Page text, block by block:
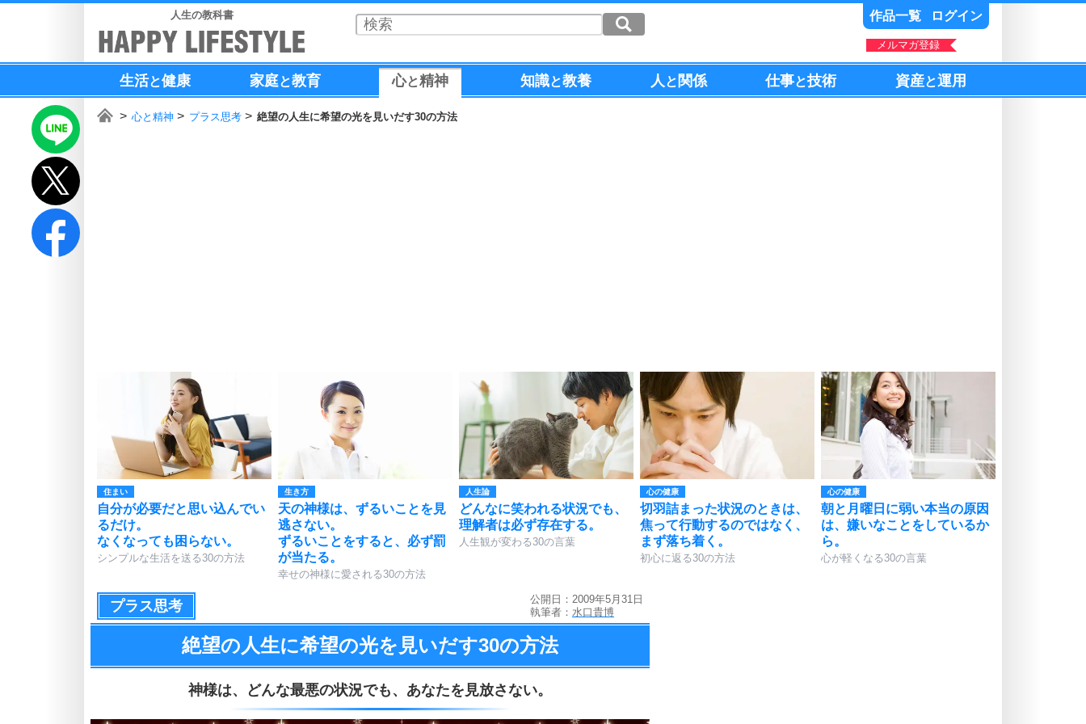
人生の教科書 作品一覧 ログイン
メルマガ登録
生活と健康 家庭と教育 心と精神 知識と教養 人と 関係 仕事と技術 資産と運用
心と精神 プラス思考 絶望の人生に希望の光を見いだす30の方法
住まい
自分が必要だと思い込んでい
るだけ。
なくなっても困らない。
シンプルな生活を送る30の方法
生き方
天の神様は、ずるいことを見
逃さない。
ずるいことをすると、必ず罰
が当たる。
幸せの神様に愛される30の方法
人生論
どんなに笑われる状況でも、
理解者は必ず存在する。
人生観が変わる30の言葉
心の健康
切羽詰まった状況のときは、
焦って行動するのではなく、
まず落ち着く。
初心に返る30の方法
心の健康
朝と月曜日に弱い本当の原因
は、嫌いなことをしているか
ら。
心が軽くなる30の言葉
プラス思考
公開日：2009年5月31日
執筆者： 水口貴博
絶望の人生に希望の光を見いだす30の方法
神様は、 どんな最悪の状況でも、 あなたを見放さない。